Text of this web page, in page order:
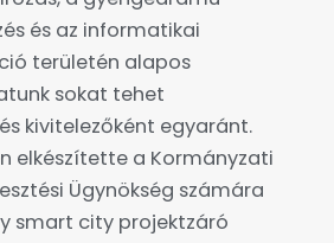
és az informatikai
területén alapos
sokat tehet
kivitelezőként egyaránt.
elkészítette a Kormányzati
Ügynökség számára
smart city projektzáró